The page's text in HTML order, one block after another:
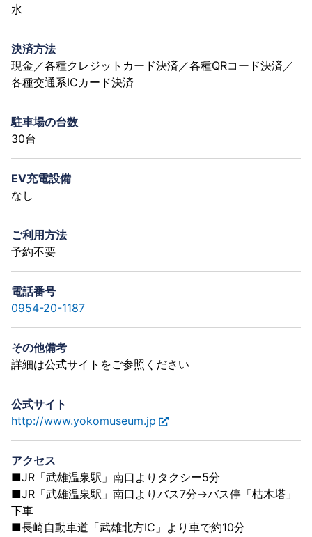
水
決済方法
現金／各種クレジットカード決済／各種QRコード決済／
各種交通系ICカード決済
駐車場の台数
30台
EV充電設備
なし
ご利用方法
予約不要
電話番号
0954-20-1187
その他備考
詳細は公式サイトをご参照ください
公式サイト
http://www.yokomuseum.jp
アクセス
■JR「武雄温泉駅」南口よりタクシー5分
■JR「武雄温泉駅」南口よりバス7分→バス停「枯木塔」
下車
■長崎自動車道「武雄北方IC」より車で約10分